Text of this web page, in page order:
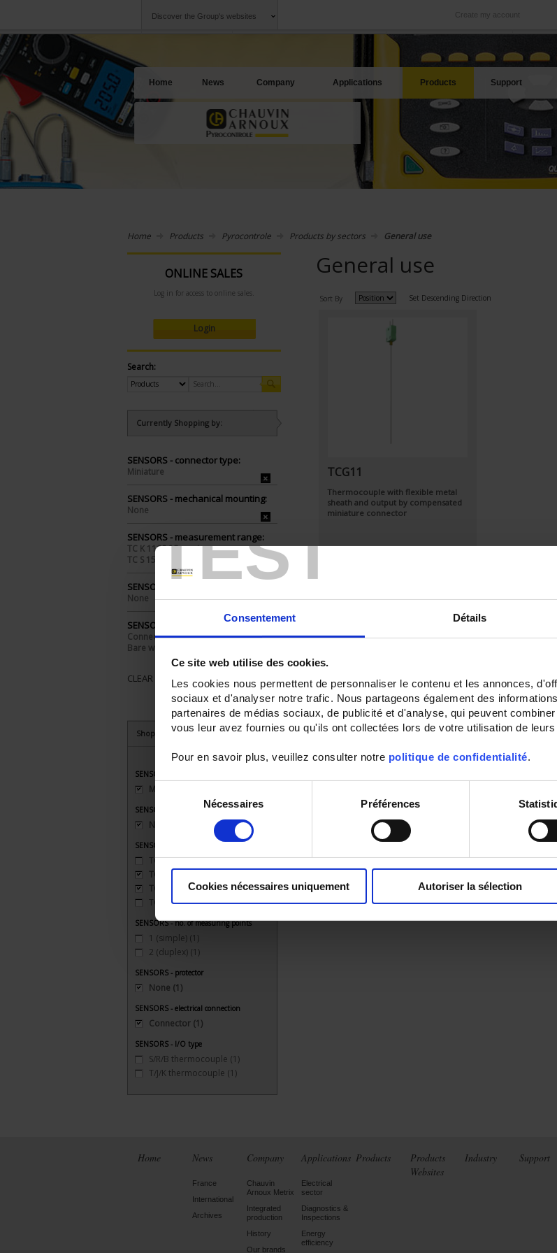
TEST
Consentement Détails
Ce site web utilise des cookies.
Les cookies nous permettent de personnaliser le contenu et les annonces,
sociaux et d'analyser notre trafic. Nous partageons également des
partenaires de médias sociaux, de publicité et d'analyse, qui peuvent
vous leur avez fournies ou qu'ils ont collectées lors de votre utilisation de
Pour en savoir plus, veuillez consulter notre politique de confidentialité.
Sélection
du
consentement
Nécessaires Préférences
Cookies nécessaires uniquement Autoriser la sélection
Discover the Group's websites Create my account
International
Our subsidiaries abroad
Our best
Home News Company Applications Products Support
Home Products Pyrocontrole Products by sectors General use
ONLINE SALES
Log in for access to online sales.
Login
Search:
Currently Shopping by:
SENSORS - connector type:
Miniature
SENSORS - mechanical mounting:
None
SENSORS - measurement range:
TC K 1100 °C maxi
TC S 1500 °C maxi
SENSORS - protector:
None
SENSORS - electrical connection:
Connector
Bare wires
CLEAR ALL
Shop By
SENSORS - connector type
Miniature
SENSORS - mechanical mounting
None
SENSORS - measurement range
TC J 720 °C maxi(1)
TC K 1100 °C maxi
TC S 1500 °C maxi(1)
TC T 350 °C maxi(1)
SENSORS - no. of measuring points
1 (simple) (1)
2 (duplex) (1)
SENSORS - protector
None (1)
SENSORS - electrical connection
Connector (1)
SENSORS - I/O type
S/R/B thermocouple (1)
T/J/K thermocouple (1)
General use
Sort By Set Descending Direction
TCG11
Thermocouple with flexible metal
sheath and output by compensated
miniature connector
Set Descending Direction
Home News
France
International
Archives
Company
Chauvin
Arnoux Metrix
Integrated
production
History
Our brands
Applications
Electrical
sector
Diagnostics &
Inspections
Energy
efficiency
Products
Products
Websites
Industry Support